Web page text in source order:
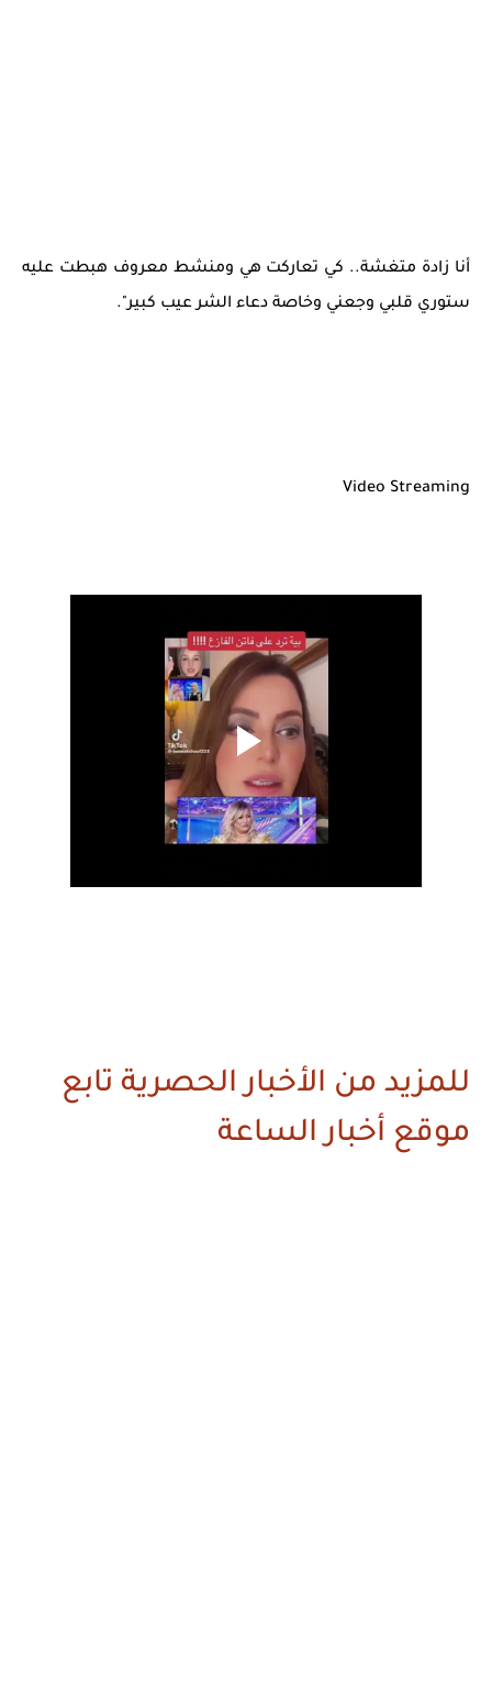
أنا زادة متغشة.. كي تعاركت هي ومنشط معروف هبطت عليه
ستوري قلبي وجعني وخاصة دعاء الشر عيب كبير".
Video Streaming
للمزيد من الأخبار الحصرية تابع
موقع أخبار الساعة